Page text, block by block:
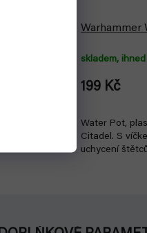
Warhammer
skladem,
199 Kč
Water Pot,
Citadel. S
uchycení